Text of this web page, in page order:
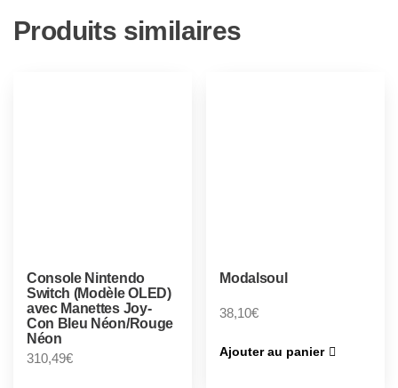
Produits similaires
Console Nintendo
Switch (Modèle OLED)
avec Manettes Joy-
Con Bleu Néon/Rouge
Néon
310,49€
Modalsoul
38,10€
Ajouter au panier